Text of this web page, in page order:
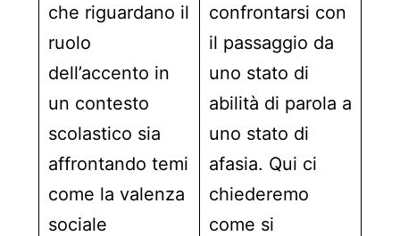
che riguardano il
ruolo
dell’accento in
un contesto
scolastico sia
affrontando temi
come la valenza
sociale
confrontarsi con
il passaggio da
uno stato di
abilità di parola a
uno stato di
afasia. Qui ci
chiederemo
come si